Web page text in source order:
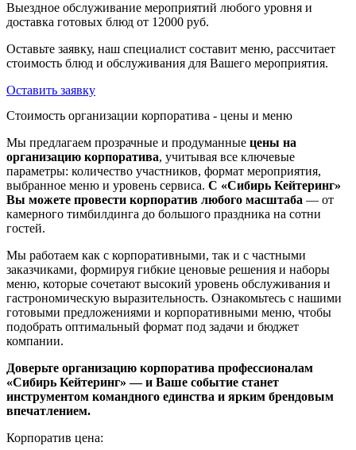
Выездное обслуживание мероприятий любого уровня и
доставка готовых блюд от 12000 руб.
Оставьте заявку, наш специалист составит меню, рассчитает
стоимость блюд и обслуживания для Вашего мероприятия.
Оставить заявку
Стоимость организации корпоратива - цены и меню
Мы предлагаем прозрачные и продуманные цены на
организацию корпоратива, учитывая все ключевые
параметры: количество участников, формат мероприятия,
выбранное меню и уровень сервиса. С «Сибирь Кейтеринг»
Вы можете провести корпоратив любого масштаба — от
камерного тимбилдинга до большого праздника на сотни
гостей.
Мы работаем как с корпоративными, так и с частными
заказчиками, формируя гибкие ценовые решения и наборы
меню, которые сочетают высокий уровень обслуживания и
гастрономическую выразительность. Ознакомьтесь с нашими
готовыми предложениями и корпоративными меню, чтобы
подобрать оптимальный формат под задачи и бюджет
компании.
Доверьте организацию корпоратива профессионалам
«Сибирь Кейтеринг» — и Ваше событие станет
инструментом командного единства и ярким брендовым
впечатлением.
Корпоратив цена: